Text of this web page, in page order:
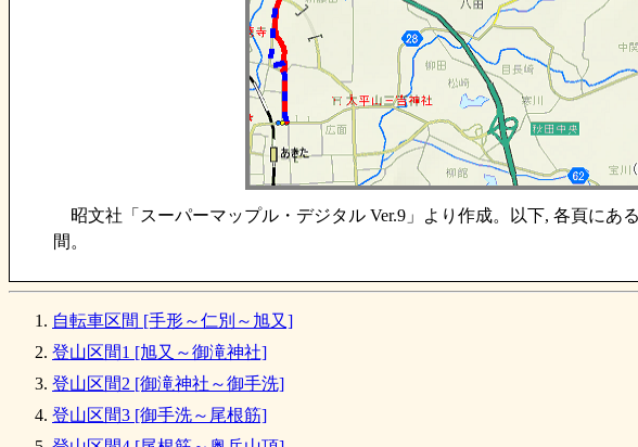
昭文社「スーパーマップル・デジタル Ver.9」より作成。以下, 各頁に
間。
自転車区間 [手形～仁別～旭又]
登山区間1 [旭又～御滝神社]
登山区間2 [御滝神社～御手洗]
登山区間3 [御手洗～尾根筋]